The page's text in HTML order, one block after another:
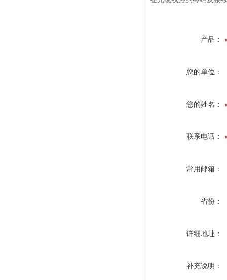
产品：
您的单位：
您的姓名：
联系电话：
常用邮箱：
省份：
详细地址：
补充说明：